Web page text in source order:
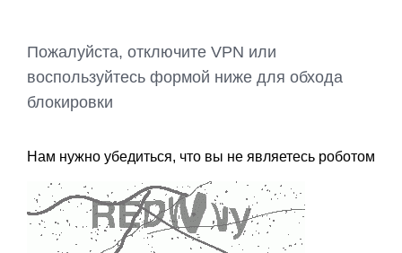
Пожалуйста, отключите VPN или
воспользуйтесь формой ниже для обхода
блокировки
Нам нужно убедиться, что вы не являетесь роботом